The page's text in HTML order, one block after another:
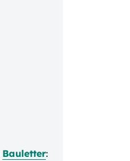
Bauletter: